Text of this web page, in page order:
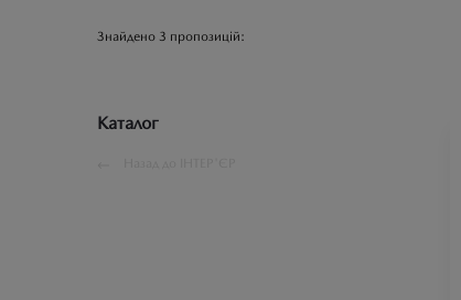
Знайдено 3 пропозицій:
Каталог